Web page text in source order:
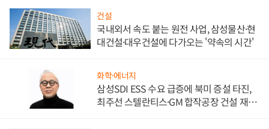
건설
국내외서 속도 붙는 원전 사업, 삼성물산·현
대건설·대우건설에 다가오는 '약속의 시간'
화학·에너지
삼성SDI ESS 수요 급증에 북미 증설 타진,
최주선 스텔란티스·GM 합작공장 건설 재추